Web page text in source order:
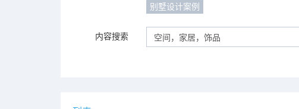
别墅设计案例
内容搜索